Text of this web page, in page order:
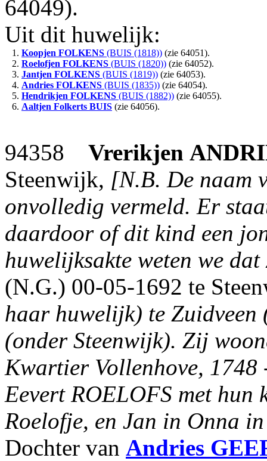
64049).
Uit dit huwelijk:
1. Koopjen FOLKENS (BUIS (1818)) (zie 64051).
2. Roelofjen FOLKENS (BUIS (1820)) (zie 64052).
3. Jantjen FOLKENS (BUIS (1819)) (zie 64053).
4. Andries FOLKENS (BUIS (1835)) (zie 64054).
5. Hendrikjen FOLKENS (BUIS (1882)) (zie 64055).
6. Aaltjen Folkerts BUIS (zie 64056).
94358 Vrerikjen
Steenwijk, [N.B. De naam
onvolledig vermeld. Er
daardoor of dit kind een
huwelijksakte weten we
(N.G.) 00-05-1692 te
haar huwelijk) te Zuidveen
(onder Steenwijk). Zij
Kwartier Vollenhove, 1748
Eevert ROELOFS met hun
Roelofje, en Jan in Onna
Dochter van Andries